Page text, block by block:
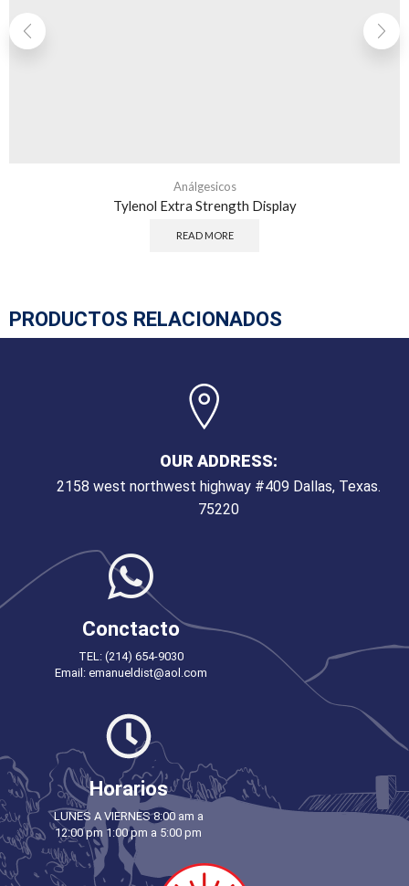
Análgesicos
Tylenol Extra Strength Display
READ MORE
PRODUCTOS RELACIONADOS
OUR ADDRESS:
2158 west northwest highway #409 Dallas, Texas.
75220
Conctacto
TEL: (214) 654-9030
Email: emanueldist@aol.com
Horarios
LUNES A VIERNES 8:00 am a
12:00 pm 1:00 pm a 5:00 pm